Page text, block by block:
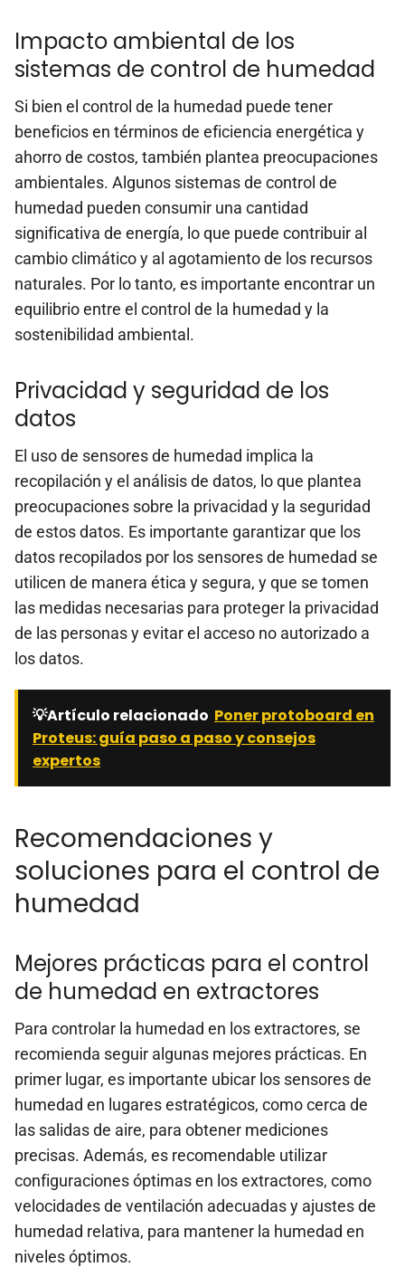
Impacto ambiental de los
sistemas de control de humedad
Si bien el control de la humedad puede tener
beneficios en términos de eficiencia energética y
ahorro de costos, también plantea preocupaciones
ambientales. Algunos sistemas de control de
humedad pueden consumir una cantidad
significativa de energía, lo que puede contribuir al
cambio climático y al agotamiento de los recursos
naturales. Por lo tanto, es importante encontrar un
equilibrio entre el control de la humedad y la
sostenibilidad ambiental.
Privacidad y seguridad de los
datos
El uso de sensores de humedad implica la
recopilación y el análisis de datos, lo que plantea
preocupaciones sobre la privacidad y la seguridad
de estos datos. Es importante garantizar que los
datos recopilados por los sensores de humedad se
utilicen de manera ética y segura, y que se tomen
las medidas necesarias para proteger la privacidad
de las personas y evitar el acceso no autorizado a
los datos.
💡Artículo relacionado Poner protoboard en
Proteus: guía paso a paso y consejos
expertos
Recomendaciones y
soluciones para el control de
humedad
Mejores prácticas para el control
de humedad en extractores
Para controlar la humedad en los extractores, se
recomienda seguir algunas mejores prácticas. En
primer lugar, es importante ubicar los sensores de
humedad en lugares estratégicos, como cerca de
las salidas de aire, para obtener mediciones
precisas. Además, es recomendable utilizar
configuraciones óptimas en los extractores, como
velocidades de ventilación adecuadas y ajustes de
humedad relativa, para mantener la humedad en
niveles óptimos.